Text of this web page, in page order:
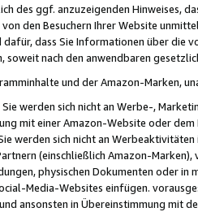
des ggf. anzuzeigenden Hinweises,
den Besuchern Ihrer Website
dafür, dass Sie Informationen über die
nach den anwendbaren
und der Amazon-Marken,
Sie werden sich nicht an Werbe-,
mit einer Amazon-Website oder
werden sich nicht an
(einschließlich Amazon-
physischen Dokumenten oder in
Media-Websites einfügen.
ansonsten in Übereinstimmung mit